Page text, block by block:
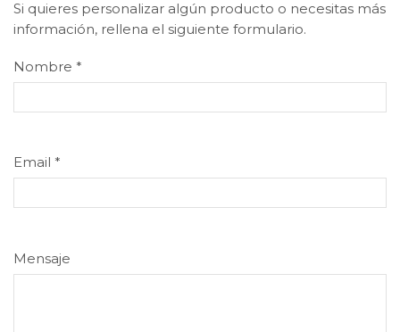
Si quieres personalizar algún producto o necesitas más
información, rellena el siguiente formulario.
Nombre *
Email *
Mensaje